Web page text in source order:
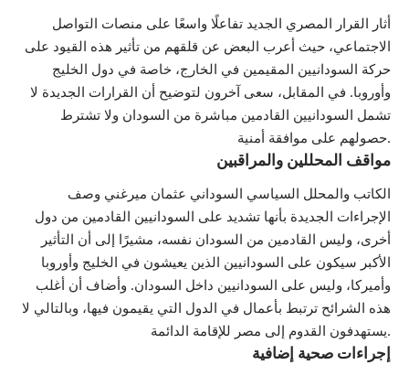
أثار القرار المصري الجديد تفاعلًا واسعًا على منصات التواصل
الاجتماعي، حيث أعرب البعض عن قلقهم من تأثير هذه القيود على
حركة السودانيين المقيمين في الخارج، خاصة في دول الخليج
وأوروبا. في المقابل، سعى آخرون لتوضيح أن القرارات الجديدة لا
تشمل السودانيين القادمين مباشرة من السودان ولا تشترط
حصولهم على موافقة أمنية.
مواقف المحللين والمراقبين
الكاتب والمحلل السياسي السوداني عثمان ميرغني وصف
الإجراءات الجديدة بأنها تشديد على السودانيين القادمين من دول
أخرى، وليس القادمين من السودان نفسه، مشيرًا إلى أن التأثير
الأكبر سيكون على السودانيين الذين يعيشون في الخليج وأوروبا
وأميركا، وليس على السودانيين داخل السودان. وأضاف أن أغلب
هذه الشرائح ترتبط بأعمال في الدول التي يقيمون فيها، وبالتالي لا
يستهدفون القدوم إلى مصر للإقامة الدائمة.
إجراءات صحية إضافية